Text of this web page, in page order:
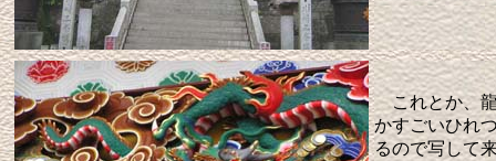
これとか、龍
かすごいひれ
るので写して